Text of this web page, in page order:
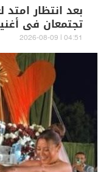
بعد انتظار
تجتمعان في
04:51 | 2026-08-09